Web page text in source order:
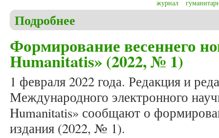
журнал
Подробнее
Формирование весеннего
Humanitatis» (2022, № 1)
1 февраля 2022 года. Редакция и
Международного электронного
Humanitatis» сообщают о
издания (2022, № 1).